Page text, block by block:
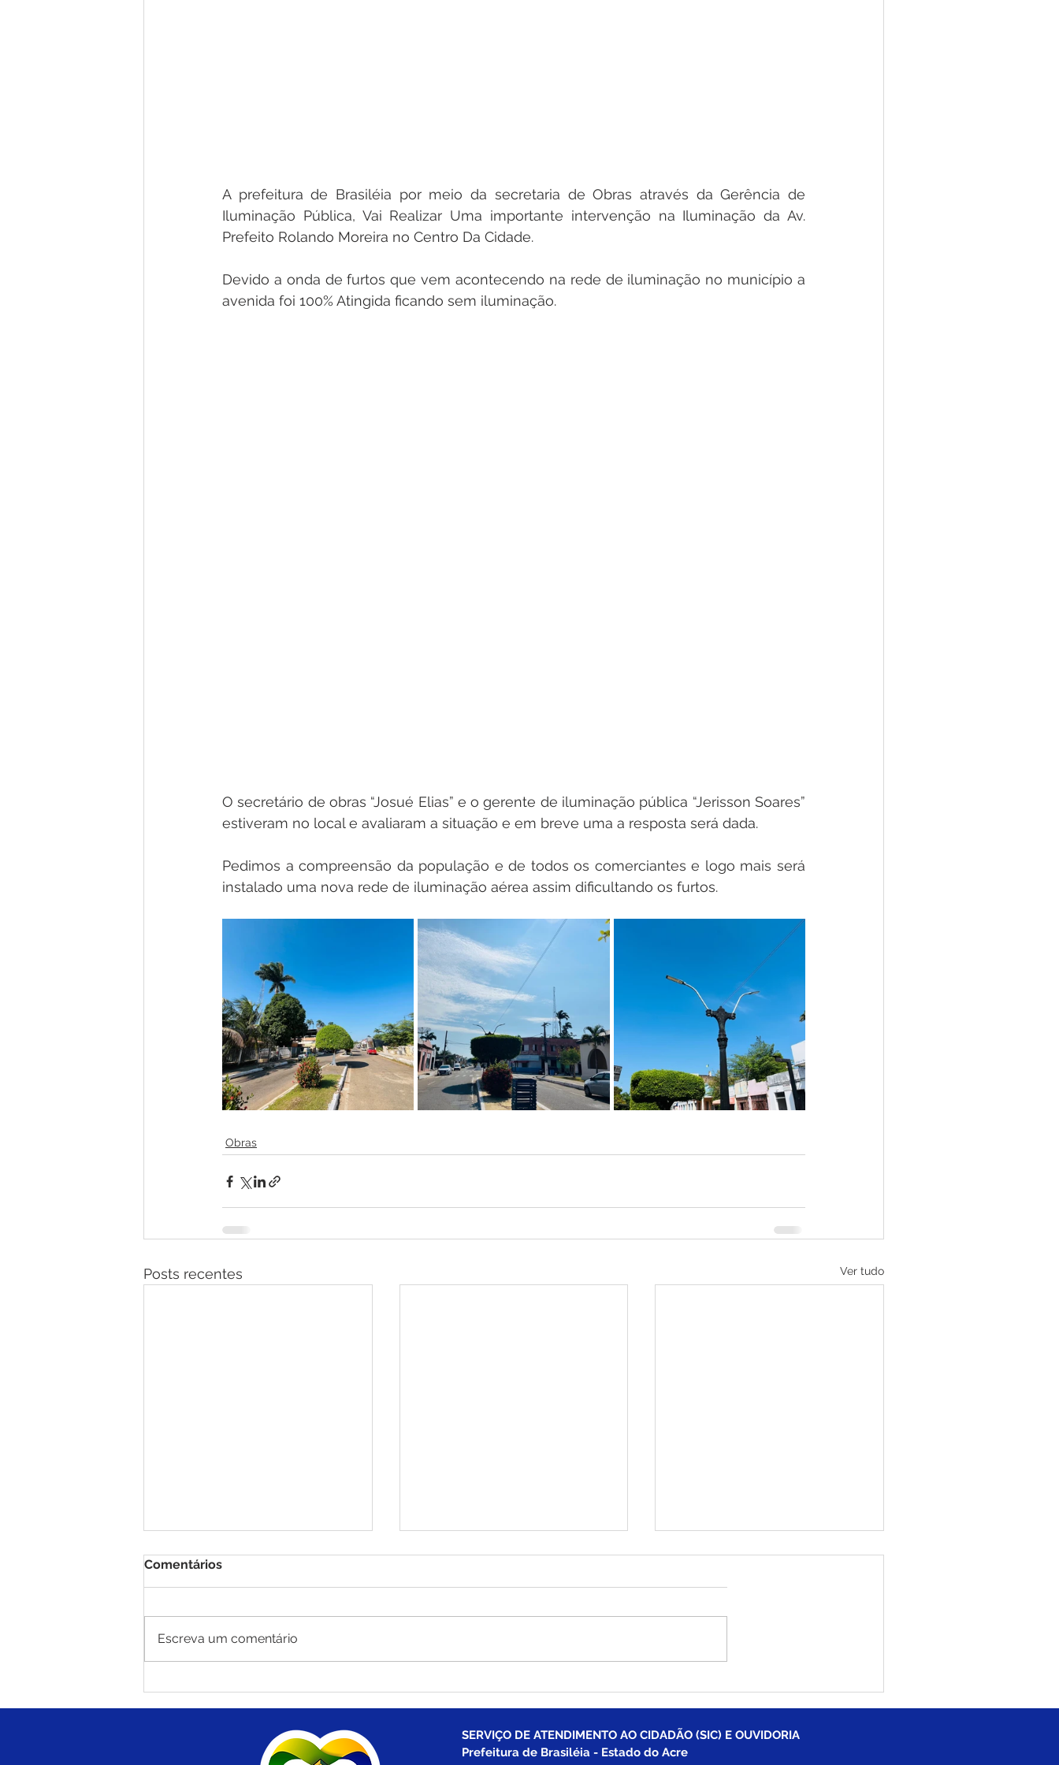
A prefeitura de Brasiléia por meio da secretaria de Obras através da Gerência de
Iluminação Pública, Vai Realizar Uma importante intervenção na Iluminação da Av.
Prefeito Rolando Moreira no Centro Da Cidade.
Devido a onda de furtos que vem acontecendo na rede de iluminação no município a
avenida foi 100% Atingida ficando sem iluminação.
O secretário de obras “Josué Elias” e o gerente de iluminação pública “Jerisson Soares”
estiveram no local e avaliaram a situação e em breve uma a resposta será dada.
Pedimos a compreensão da população e de todos os comerciantes e logo mais será
instalado uma nova rede de iluminação aérea assim dificultando os furtos.
Obras
Posts recentes Ver tudo
asfáltica no Ramal do Polo
Porto Carlos e garante
acesso à zona rural
mobilidade nas ruas e
bairros
Comentários
Escreva um comentário
SERVIÇO DE ATENDIMENTO AO CIDADÃO (SIC) E OUVIDORIA
Prefeitura de Brasiléia - Estado do Acre